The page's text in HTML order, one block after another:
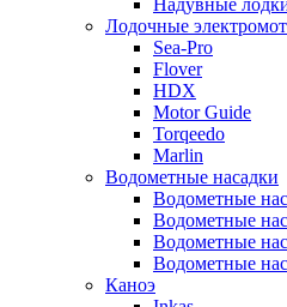
Надувные
Лодочные
Sea-Pro
Flover
HDX
Motor Guide
Torqeedo
Marlin
Водометные насадки
Водометные
Водометные
Водометные
Водометные
Каноэ